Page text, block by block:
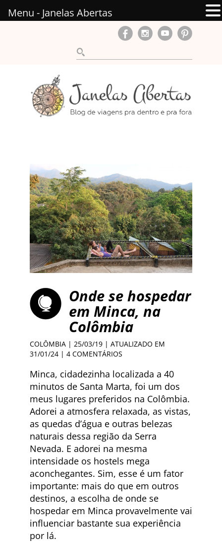
Onde se hospedar
em Minca, na
Colômbia
COLÔMBIA | 25/03/19 | ATUALIZADO EM
31/01/24 | 4 COMENTÁRIOS
Minca, cidadezinha localizada a 40
minutos de Santa Marta, foi um dos
meus lugares preferidos na Colômbia.
Adorei a atmosfera relaxada, as vistas,
as quedas d’água e outras belezas
naturais dessa região da Serra
Nevada. E adorei na mesma
intensidade os hostels mega
aconchegantes. Sim, esse é um fator
importante: mais do que em outros
destinos, a escolha de onde se
hospedar em Minca provavelmente vai
influenciar bastante sua experiência
por lá.
Menu - Janelas Abertas